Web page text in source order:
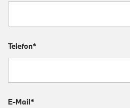
Telefon*
E-Mail*